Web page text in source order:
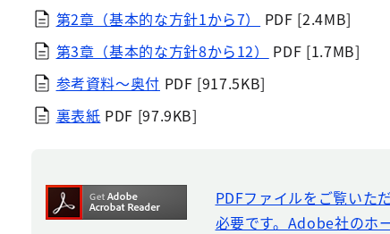
第2章（基本的な方針1から7）
PDF [2.4MB]
第3章（基本的な方針8から12）
PDF [1.7MB]
参考資料〜奥付 PDF [917.5KB]
裏表紙 PDF [97.9KB]
PDFファイルをご覧いた
必要です。Adobe社のホ